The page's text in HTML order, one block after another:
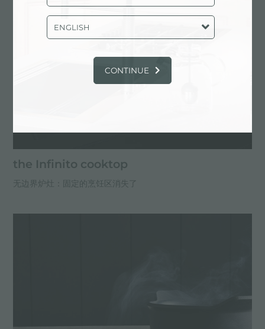
the Infinito cooktop
无边界炉灶：固定的烹饪区消失了
ENGLISH
CONTINUE